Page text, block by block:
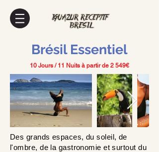
Brésil Essentiel
10 Jours / 11 Nuits à partir de 2 549€
Des grands espaces, du soleil, de
l'ombre, de la gastronomie et surtout du